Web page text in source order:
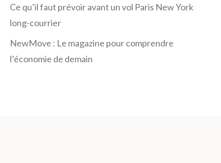
Ce qu’il faut prévoir avant un vol Paris New York
long-courrier
NewMove : Le magazine pour comprendre
l’économie de demain